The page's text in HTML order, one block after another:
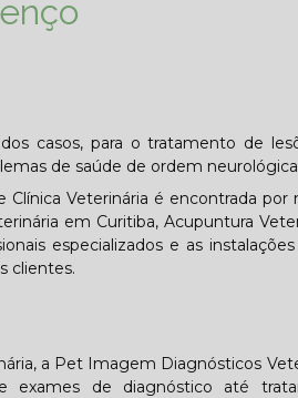
casos, para o tratamento de
de saúde de ordem
Veterinária é encontrada por
em Curitiba, Acupuntura
especializados e as
clientes.
a Pet Imagem Diagnósticos
exames de diagnóstico até